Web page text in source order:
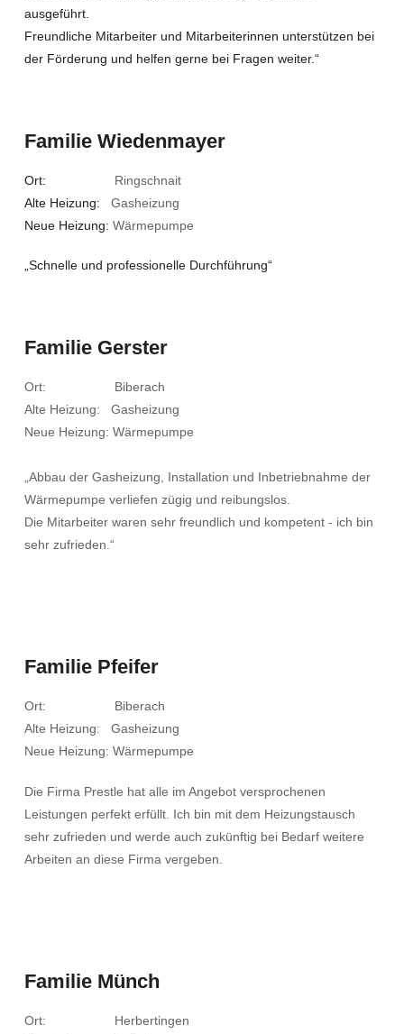
ausgeführt.
Freundliche Mitarbeiter und Mitarbeiterinnen unterstützen bei
der Förderung und helfen gerne bei Fragen weiter.“
Familie Wiedenmayer
Ort: Ringschnait
Alte Heizung: Gasheizung
Neue Heizung: Wärmepumpe
„Schnelle und professionelle Durchführung“
Familie Gerster
Ort: Biberach
Alte Heizung: Gasheizung
Neue Heizung: Wärmepumpe
„Abbau der Gasheizung, Installation und Inbetriebnahme der
Wärmepumpe verliefen zügig und reibungslos.
Die Mitarbeiter waren sehr freundlich und kompetent - ich bin
sehr zufrieden.“
Familie Pfeifer
Ort: Biberach
Alte Heizung: Gasheizung
Neue Heizung: Wärmepumpe
Die Firma Prestle hat alle im Angebot versprochenen
Leistungen perfekt erfüllt. Ich bin mit dem Heizungstausch
sehr zufrieden und werde auch zukünftig bei Bedarf weitere
Arbeiten an diese Firma vergeben.
Familie Münch
Ort: Herbertingen